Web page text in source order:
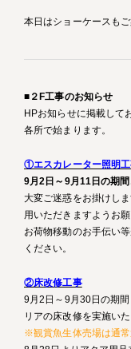
本日はショーケースも
■２F工事のお知らせ
HPお知らせに掲載して
各所で始まります。
①エスカレーター照明
9月2日～9月11日の期間
大変ご迷惑をお掛けし
用いただきますようお願
お荷物移動のお手伝い
ください。
②床改修工事
9月2日～9月30日の期
リアの床改修を実施いた
※観賞魚生体売場は通